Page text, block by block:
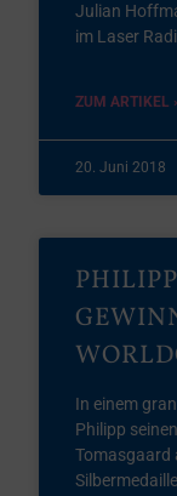
Julian
im Laser
ZUM ARTIKEL
20. Juni 2018
In einem
Philipp
Tomasgaard